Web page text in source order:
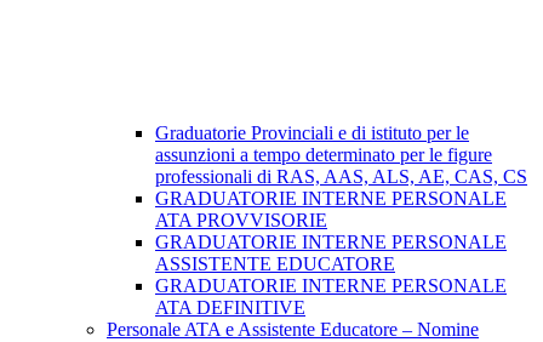
Graduatorie Provinciali e di istituto per le
assunzioni a tempo determinato per le figure
professionali di RAS, AAS, ALS, AE, CAS, CS
GRADUATORIE INTERNE PERSONALE
ATA PROVVISORIE
GRADUATORIE INTERNE PERSONALE
ASSISTENTE EDUCATORE
GRADUATORIE INTERNE PERSONALE
ATA DEFINITIVE
Personale ATA e Assistente Educatore – Nomine